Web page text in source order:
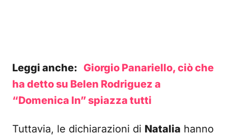
Leggi anche: Giorgio Panariello, ciò che
ha detto su Belen Rodriguez a
“Domenica In” spiazza tutti
Tuttavia, le dichiarazioni di Natalia hanno